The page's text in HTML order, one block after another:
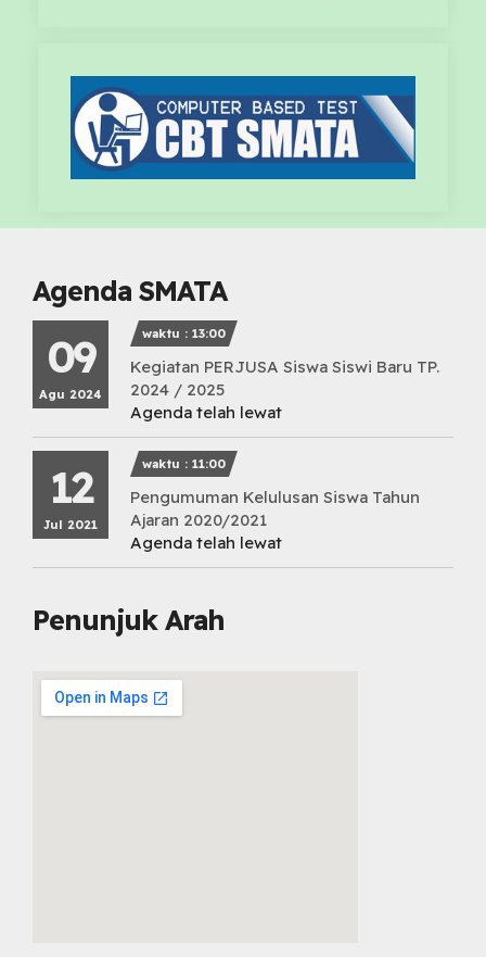
Agenda SMATA
09
Agu 2024
waktu : 13:00
Kegiatan PERJUSA Siswa Siswi Baru TP.
2024 / 2025
Agenda telah lewat
12
Jul 2021
waktu : 11:00
Pengumuman Kelulusan Siswa Tahun
Ajaran 2020/2021
Agenda telah lewat
Penunjuk Arah